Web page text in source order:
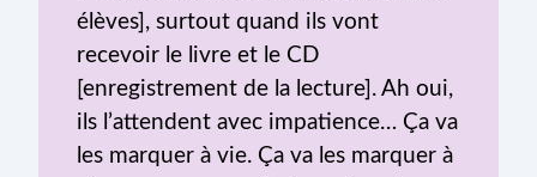
élèves], surtout quand ils vont
recevoir le livre et le CD
[enregistrement de la lecture]. Ah oui,
ils l’attendent avec impatience… Ça va
les marquer à vie. Ça va les marquer à